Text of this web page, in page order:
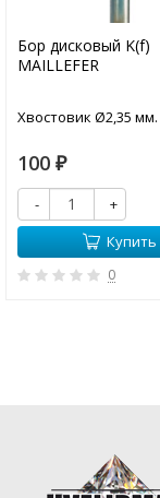
Бор дисковый K(f)
MAILLEFER
Хвостовик Ø2,35 мм.
100 ₽
-
+
Купить
0